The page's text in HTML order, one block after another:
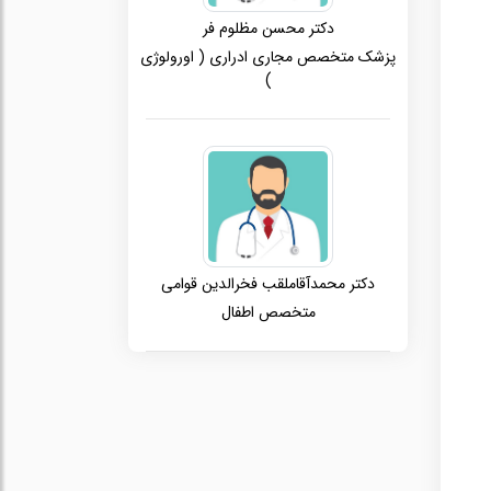
دکتر محسن مظلوم فر
پزشک متخصص مجاری ادراری ( اورولوژی
)
دکتر محمدآقاملقب فخرالدین قوامی
متخصص اطفال